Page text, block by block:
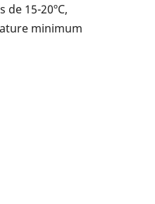
15-20ºC,
minimum